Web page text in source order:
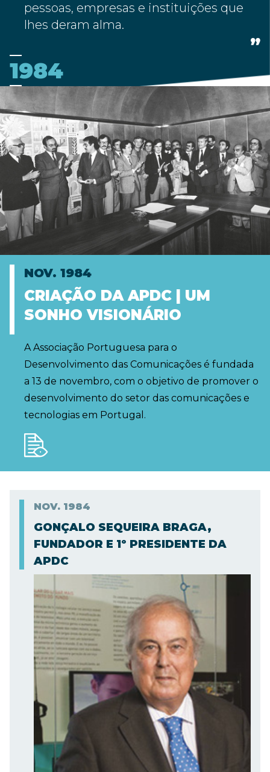
pessoas, empresas e instituições que
lhes deram alma.
1984
NOV. 1984
CRIAÇÃO DA APDC | UM
SONHO VISIONÁRIO
A Associação Portuguesa para o
Desenvolvimento das Comunicações é fundada
a 13 de novembro, com o objetivo de promover o
desenvolvimento do setor das comunicações e
tecnologias em Portugal.
NOV. 1984
GONÇALO SEQUEIRA BRAGA,
FUNDADOR E 1º PRESIDENTE DA
APDC